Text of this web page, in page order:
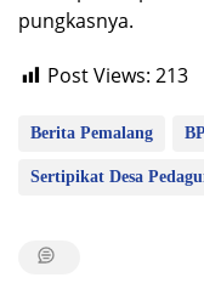
pungkasnya.
Post Views: 213
Berita Pemalang
Sertipikat Desa